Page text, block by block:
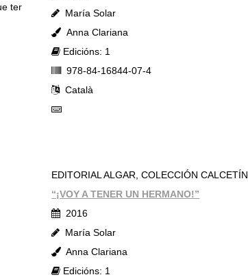
ter
María Solar
Anna Clariana
Edicións: 1
978-84-16844-07-4
Català
EDITORIAL ALGAR, COLECCIÓN CALCETÍN
“¡VOY A TENER UN HERMANO!”
2016
María Solar
Anna Clariana
Edicións: 1